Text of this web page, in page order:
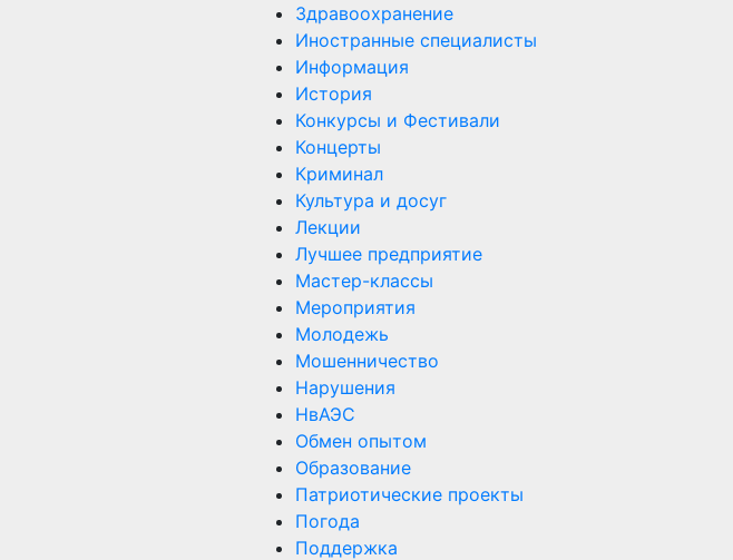
Здравоохранение
Иностранные специалисты
Информация
История
Конкурсы и Фестивали
Концерты
Криминал
Культура и досуг
Лекции
Лучшее предприятие
Мастер-классы
Мероприятия
Молодежь
Мошенничество
Нарушения
НвАЭС
Обмен опытом
Образование
Патриотические проекты
Погода
Поддержка